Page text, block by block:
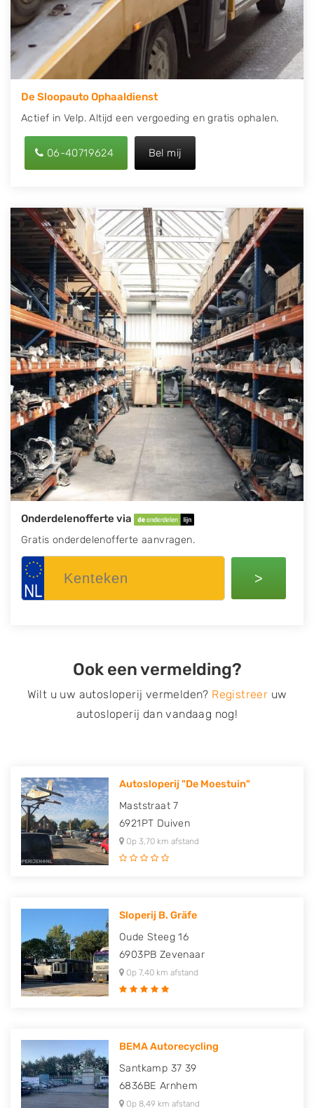
Kia, Mazda, Mercedes Benz, Mitsubishi, Nissan, Opel,
Peugeot, Porsche, Renault, Seat, Skoda, Suzuki, Tesla,
Toyota, Volkswagen en Volvo.
De Sloopauto Ophaaldienst
Actief in Velp. Altijd een vergoeding en gratis ophalen.
06-40719624 Bel mij
Onderdelenofferte via
Gratis onderdelenofferte aanvragen.
>
Ook een vermelding?
Wilt u uw autosloperij vermelden? Registreer uw
autosloperij dan vandaag nog!
Autosloperij "De Moestuin"
Maststraat 7
6921PT Duiven
Op 3,70 km afstand
Sloperij B. Gräfe
Oude Steeg 16
6903PB Zevenaar
Op 7,40 km afstand
BEMA Autorecycling
Santkamp 37 39
6836BE Arnhem
Op 8,49 km afstand